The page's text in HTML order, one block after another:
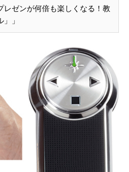
レゼンが何倍も楽しくなる！教
」